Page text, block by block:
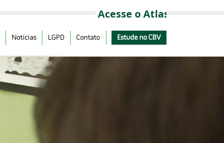
Notícias LGPD Contato Estude no CBV